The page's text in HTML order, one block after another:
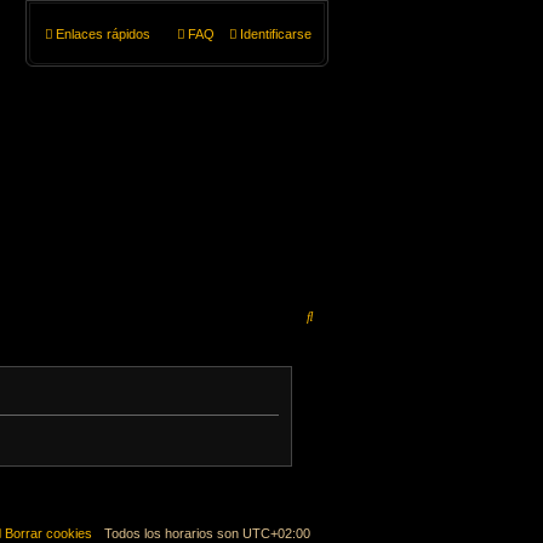
Enlaces rápidos Identificarse
FAQ
Todos los horarios son UTC+02:00
Borrar cookies